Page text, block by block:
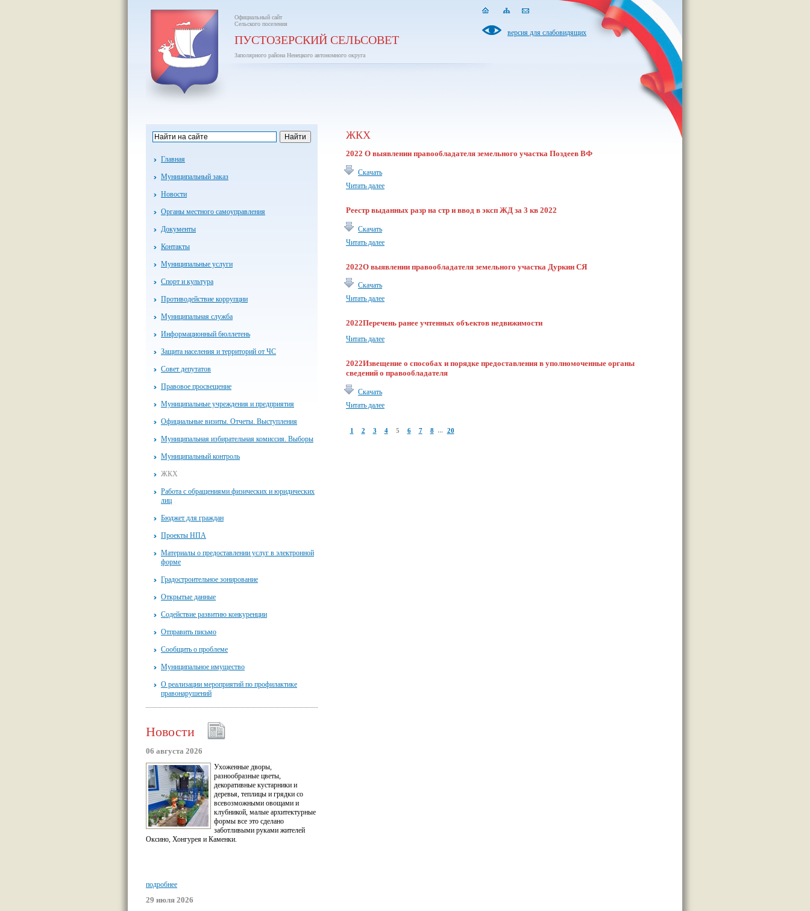
Официальный сайт
Сельского поселения
ПУСТОЗЕРСКИЙ СЕЛЬСОВЕТ
Заполярного района Ненецкого автономного округа
версия для слабовидящих
Главная
Муниципальный заказ
Новости
Органы местного самоуправления
Документы
Контакты
Муниципальные услуги
Спорт и культура
Противодействие коррупции
Муниципальная служба
Информационный бюллетень
Защита населения и территорий от ЧС
Совет депутатов
Правовое просвещение
Муниципальные учреждения и предприятия
Официальные визиты. Отчеты. Выступления
Муниципальная избирательная комиссия. Выборы
Муниципальный контроль
ЖКХ
Работа с обращениями физических и юридических
лиц
Бюджет для граждан
Проекты НПА
Материалы о предоставлении услуг в электронной
форме
Градостроительное зонирование
Открытые данные
Содействие развитию конкуренции
Отправить письмо
Сообщить о проблеме
Муниципальное имущество
О реализации мероприятий по профилактике
правонарушений
Новости
06 августа 2026
Ухоженные дворы,
разнообразные цветы,
декоративные кустарники и
деревья, теплицы и грядки со
всевозможными овощами и
клубникой, малые архитектурные
формы все это сделано
заботливыми руками жителей
Оксино, Хонгурея и Каменки.
подробнее
29 июля 2026
ЖКХ
2022 О выявлении правообладателя земельного участка Поздеев ВФ
Скачать
Читать далее
Реестр выданных разр на стр и ввод в эксп ЖД за 3 кв 2022
Скачать
Читать далее
2022О выявлении правообладателя земельного участка Дуркин СЯ
Скачать
Читать далее
2022Перечень ранее учтенных объектов недвижимости
Читать далее
2022Извещение о способах и порядке предоставления в уполномоченные органы
сведений о правообладателя
Скачать
Читать далее
1 2 3 4 5 6 7 8 20